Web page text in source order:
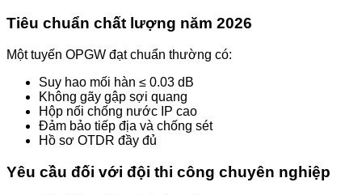
Tiêu chuẩn chất lượng năm 2026
Một tuyến OPGW đạt chuẩn thường có:
Suy hao mối hàn ≤ 0.03 dB
Không gãy gập sợi quang
Hộp nối chống nước IP cao
Đảm bảo tiếp địa và chống sét
Hồ sơ OTDR đầy đủ
Yêu cầu đối với đội thi công chuyên nghiệp